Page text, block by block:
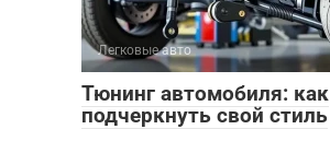
Легковые авто
Тюнинг автомобиля: как
подчеркнуть свой стиль